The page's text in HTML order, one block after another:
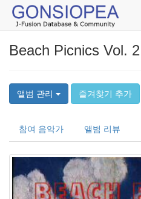
Beach Picnics Vol. 2
앨범 관리 즐겨찾기 추가
참여 음악가 앨범 리뷰